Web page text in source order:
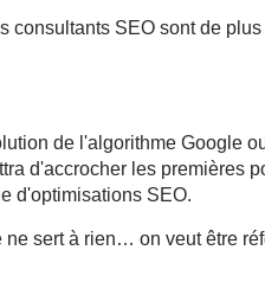
SEO sont de
de l'algorithme Google
d'accrocher les premières
d'optimisations SEO.
sert à rien… on veut être